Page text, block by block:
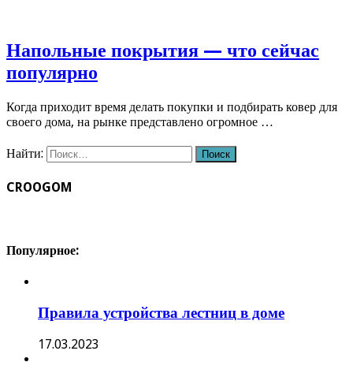
Напольные покрытия — что сейчас
популярно
Когда приходит время делать покупки и подбирать ковер для
своего дома, на рынке представлено огромное …
Найти:
CROOGOM
Популярное:
Правила устройства лестниц в доме
17.03.2023